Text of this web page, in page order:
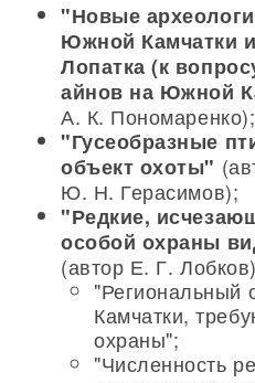
"Новые
Южной Камчатки
Лопатка (к
айнов на Южной
А. К. Пономаренко);
"Гусеобразные
объект охоты"
Ю. Н. Герасимов);
"Редкие,
особой охраны
(автор Е. Г.
"Региональный
Камчатки,
охраны";
"Численность